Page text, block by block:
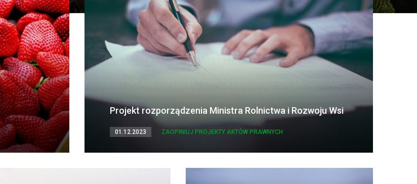
Projekt rozporządzenia Ministra Rolnictwa i Rozwoju Wsi
01.12.2023 ZAOPINIUJ PROJEKTY AKTÓW PRAWNYCH